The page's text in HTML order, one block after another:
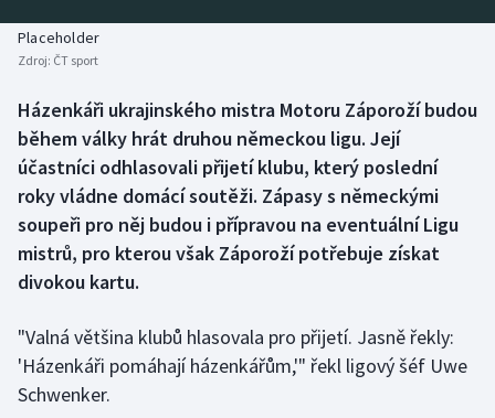
Boby a skeleton
Box
Curling
Dostihy
Florbal
Golf
AZ kvíz
Placeholder
Zdroj: ČT sport
Házenkáři ukrajinského mistra Motoru Záporoží budou
během války hrát druhou německou ligu. Její
účastníci odhlasovali přijetí klubu, který poslední
roky vládne domácí soutěži. Zápasy s německými
soupeři pro něj budou i přípravou na eventuální Ligu
mistrů, pro kterou však Záporoží potřebuje získat
divokou kartu.
"Valná většina klubů hlasovala pro přijetí. Jasně řekly:
'Házenkáři pomáhají házenkářům,'" řekl ligový šéf Uwe
Schwenker.